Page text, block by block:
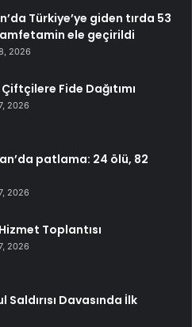
Türkiye’ye giden tırda 53
ele geçirildi
2026
Fide Dağıtımı
2026
patlama: 24 ölü, 82
2026
Toplantısı
2026
Davasında İlk